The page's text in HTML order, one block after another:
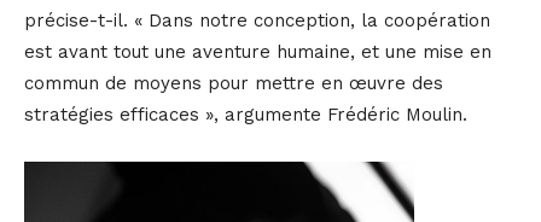
précise-t-il. « Dans notre conception, la coopération
est avant tout une aventure humaine, et une mise en
commun de moyens pour mettre en œuvre des
stratégies efficaces », argumente Frédéric Moulin.